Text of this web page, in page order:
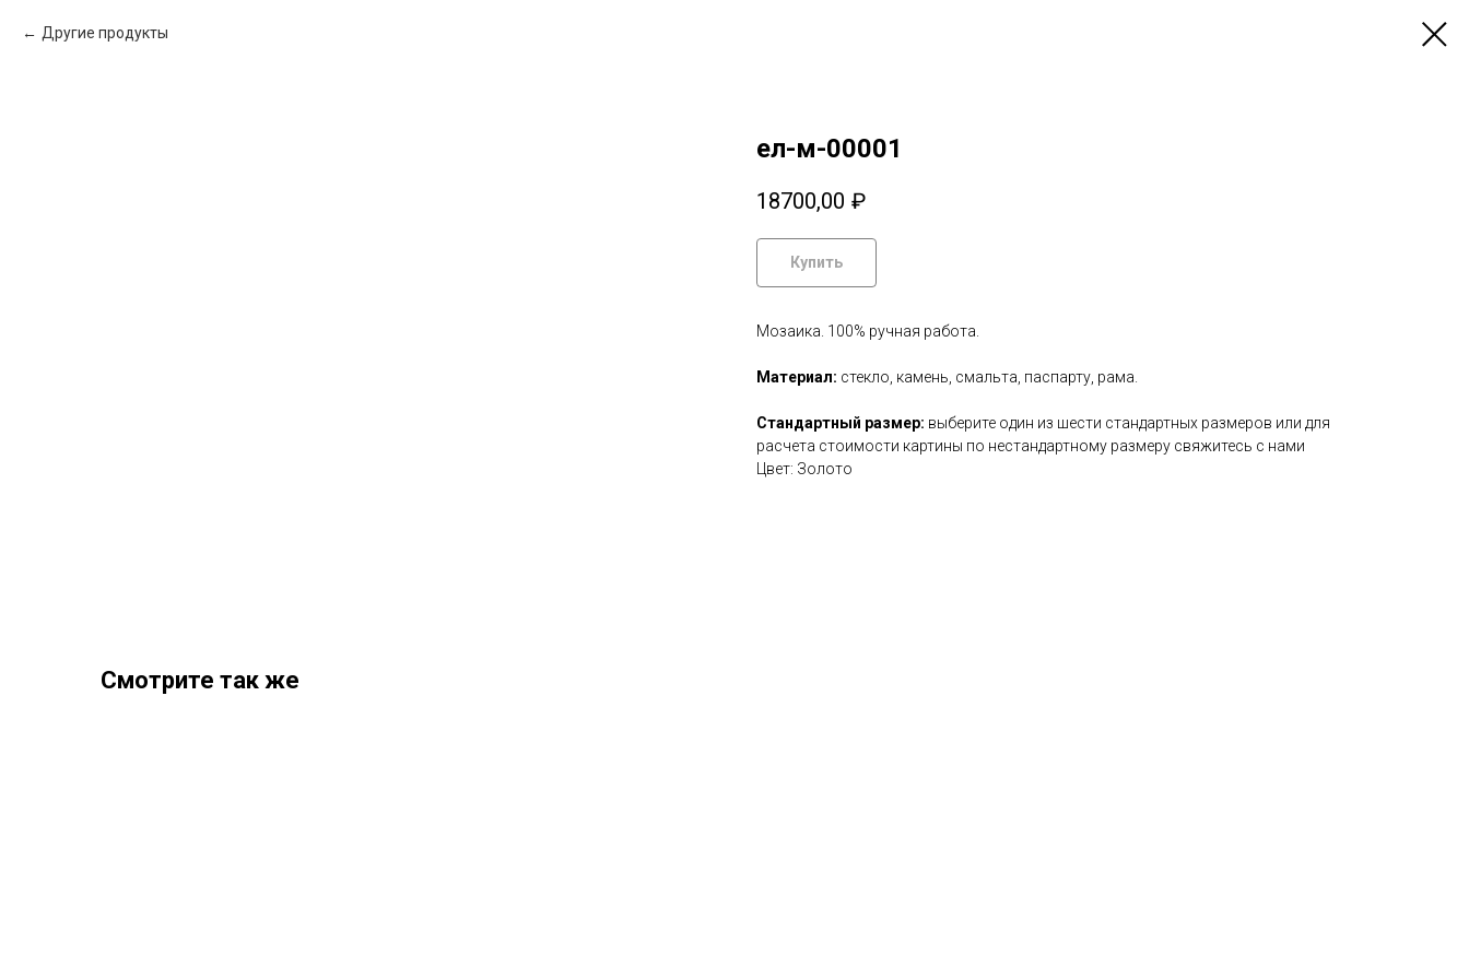
Другие продукты
ел-м-00001
18700,00 ₽
Купить
Мозаика. 100% ручная работа.
Материал: стекло, камень, смальта, паспарту, рама.
Стандартный размер: выберите один из шести стандартных размеров или для
расчета стоимости картины по нестандартному размеру свяжитесь с нами
Цвет: Золото
Смотрите так же